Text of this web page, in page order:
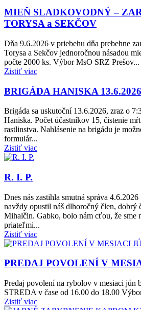
MIEŇ SLADKOVODNÝ –
TORYSA a SEKČOV
Dňa 9.6.2026 v priebehu dňa prebehne
Torysa a Sekčov jednoročnou násadou
počte 2000 ks. Výbor MsO SRZ Prešov...
Zistiť viac
BRIGÁDA HANISKA 13.6.2026
Brigáda sa uskutoční 13.6.2026, zraz o
Haniska. Počet účastníkov 15, čistenie
rastlinstva. Nahlásenie na brigádu je
formulár...
Zistiť viac
R. I. P.
Dnes nás zastihla smutná správa
navždy opustil náš dlhoročný člen, dobrý
Mihalčin. Gabko, bolo nám cťou, že
priateľmi...
Zistiť viac
PREDAJ POVOLENÍ V
Predaj povolení na rybolov v mesiaci jún
STREDA v čase od 16.00 do 18.00
Zistiť viac